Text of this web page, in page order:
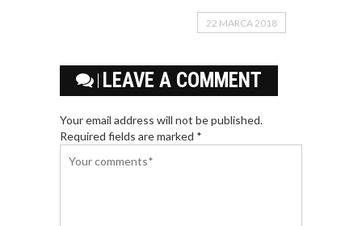
22 MARCA 2018
LEAVE A COMMENT
Your email address will not be published.
Required fields are marked *